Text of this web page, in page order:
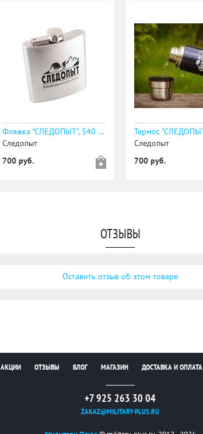
Фляжка "СЛЕДОПЫТ", 540 мл/50/
Следопыт
700 руб.
Следопыт
700 руб.
ОТЗЫВЫ
Оставить отзыв об этом товаре
АКЦИИ ОТЗЫВЫ БЛОГ МАГАЗИН ДОСТАВКА И ОПЛАТА
+7 925 263 30 04
ZAKAZ@MILITARY-PLUS.RU